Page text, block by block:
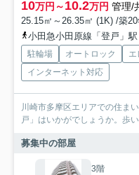
10万円～10.2万円 管理/
25.15㎡～26.35㎡ (1K) /築
小田急小田原線「登戸」
駐輪場 オートロック エ
インターネット対応
川崎市多摩区エリアでの住ま
戸」はいかがでしょうか。歩
募集中の部屋
3階